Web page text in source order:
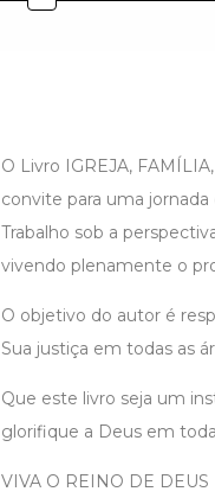
O Livro IGREJA,
convite para uma
Trabalho sob a
vivendo plenamente o
O objetivo do autor é
Sua justiça em todas as
Que este livro seja um
glorifique a Deus em
VIVA O REINO DE